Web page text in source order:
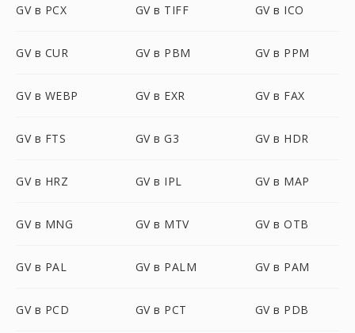
GV в PCX GV в TIFF GV в ICO
GV в CUR GV в PBM GV в PPM
GV в WEBP GV в EXR GV в FAX
GV в FTS GV в G3 GV в HDR
GV в HRZ GV в IPL GV в MAP
GV в MNG GV в MTV GV в OTB
GV в PAL GV в PALM GV в PAM
GV в PCD GV в PCT GV в PDB